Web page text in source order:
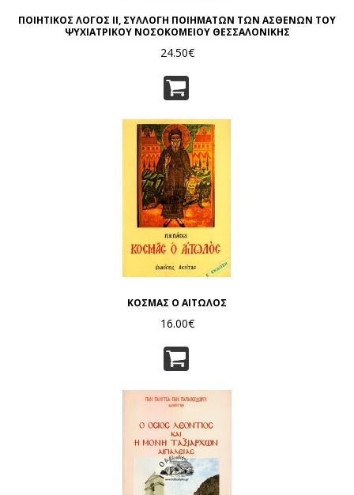
ΠΟΙΗΤΙΚΟΣ ΛΟΓΟΣ ΙΙ, ΣΥΛΛΟΓΗ ΠΟΙΗΜΑΤΩΝ ΤΩΝ ΑΣΘΕΝΩΝ ΤΟΥ
ΨΥΧΙΑΤΡΙΚΟΥ ΝΟΣΟΚΟΜΕΙΟΥ ΘΕΣΣΑΛΟΝΙΚΗΣ
24.50€
ΚΟΣΜΑΣ Ο ΑΙΤΩΛΟΣ
16.00€